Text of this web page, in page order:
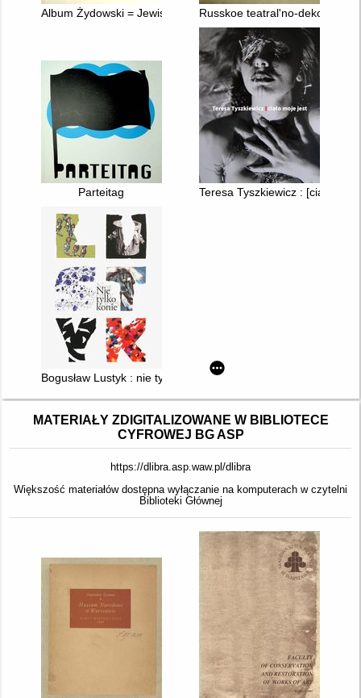
Album Żydowski = Jewish AlbumRusskoe teatral'no-
Parteitag Teresa Tyszkiewicz : [ciało
Bogusław Lustyk : nie tylko konie = not only horses
MATERIAŁY ZDIGITALIZOWANE W BIBLIOTECE
CYFROWEJ BG ASP
https://dlibra.asp.waw.pl/dlibra
Większość materiałów dostępna wyłączanie na komputerach w czytelni
Biblioteki Głównej